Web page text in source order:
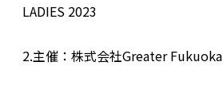
LADIES 2023
2.主催：株式会社Greater Fukuoka